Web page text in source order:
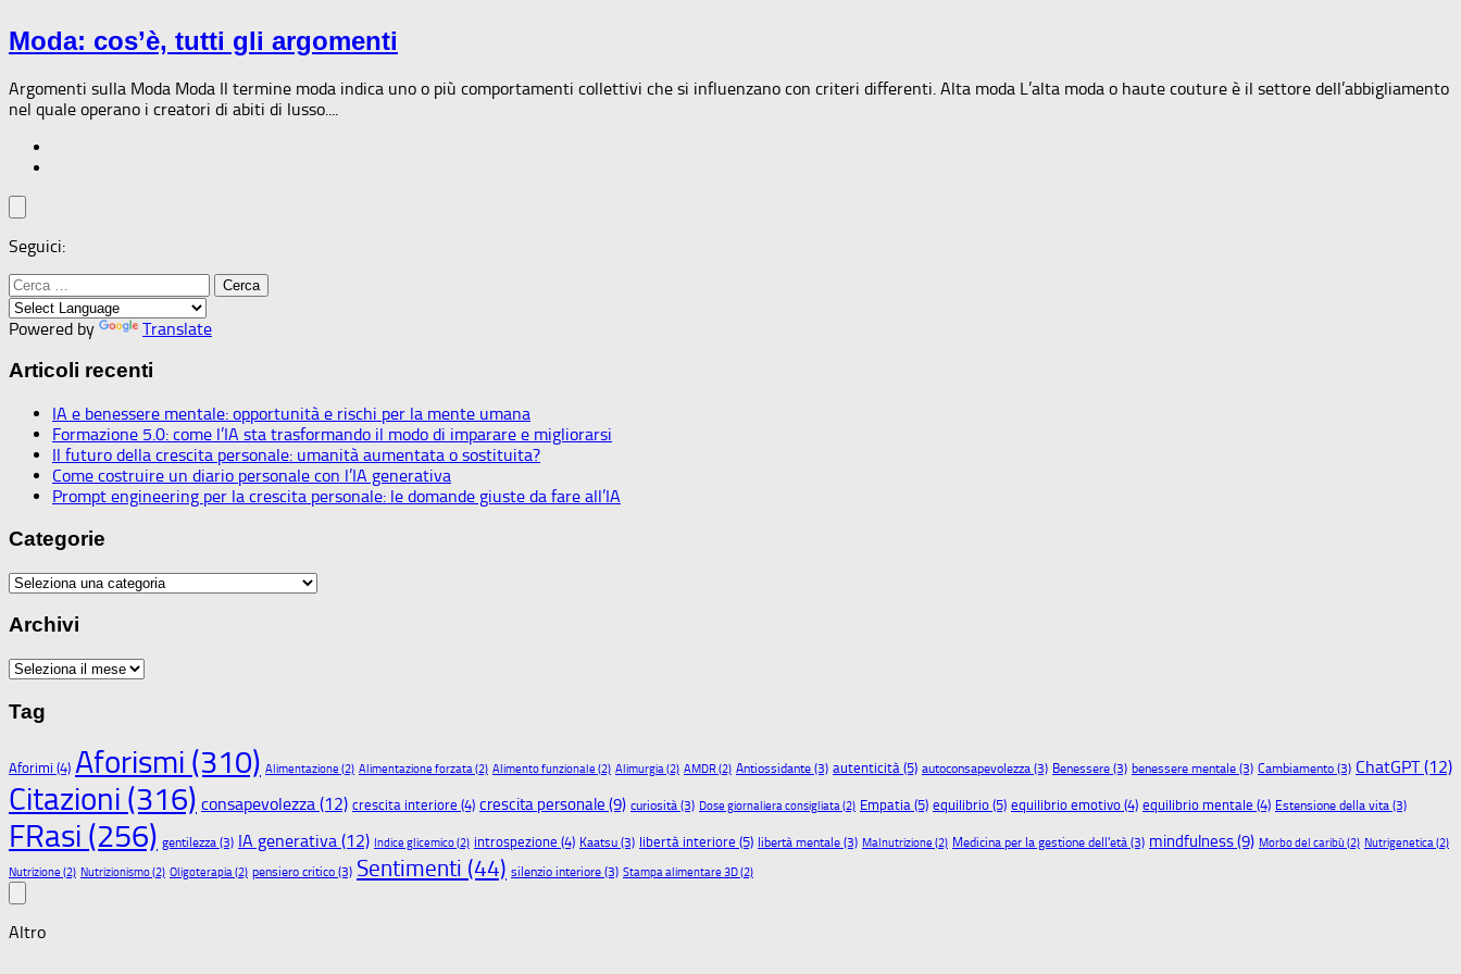
Moda: cos’è, tutti gli argomenti
Argomenti sulla Moda Moda Il termine moda indica uno o più comportamenti collettivi che si influenzano con criteri differenti. Alta moda L’alta moda o haute couture è il settore dell’abbigliamento
nel quale operano i creatori di abiti di lusso....
Seguici:
Ricerca
per:
Powered by
Translate
Articoli recenti
IA e benessere mentale: opportunità e rischi per la mente umana
Formazione 5.0: come l’IA sta trasformando il modo di imparare e migliorarsi
Il futuro della crescita personale: umanità aumentata o sostituita?
Come costruire un diario personale con l’IA generativa
Prompt engineering per la crescita personale: le domande giuste da fare all’IA
Categorie
Categorie
Archivi
Archivi
Tag
Aforimi (4) Aforismi (310) Alimentazione (2) Alimentazione forzata(2) Alimento funzionale (2) Alimurgia(2) AMDR(2) Antiossidante (3) autenticità(5) autoconsapevolezza (3) Benessere (3) benessere mentale (3) Cambiamento (3) ChatGPT(12)
Citazioni (316) consapevolezza (12) crescita interiore (4) crescita personale (9) curiosità (3) Dose giornaliera consigliata(2) Empatia(5) equilibrio(5) equilibrio emotivo (4) equilibrio mentale (4) Estensione della vita (3)
FRasi (256) gentilezza (3) IA generativa (12) Indice glicemico(2) introspezione (4) Kaatsu (3) libertà interiore (5) libertà mentale (3) Malnutrizione (2) Medicina per la gestione dell'età (3) mindfulness(9) Morbo del caribù (2) Nutrigenetica(2)
Nutrizione (2) Nutrizionismo(2) Oligoterapia(2) pensiero critico (3) Sentimenti (44) silenzio interiore (3) Stampa alimentare 3D(2)
Altro